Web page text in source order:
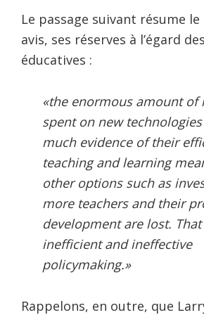
Le passage suivant résume
avis, ses réserves à l’égard
éducatives :
«the enormous amount of
spent on new
much evidence of their
teaching and learning
other options such as
more teachers and their
development are lost.
inefficient and ineffective
policymaking.»
Rappelons, en outre, que